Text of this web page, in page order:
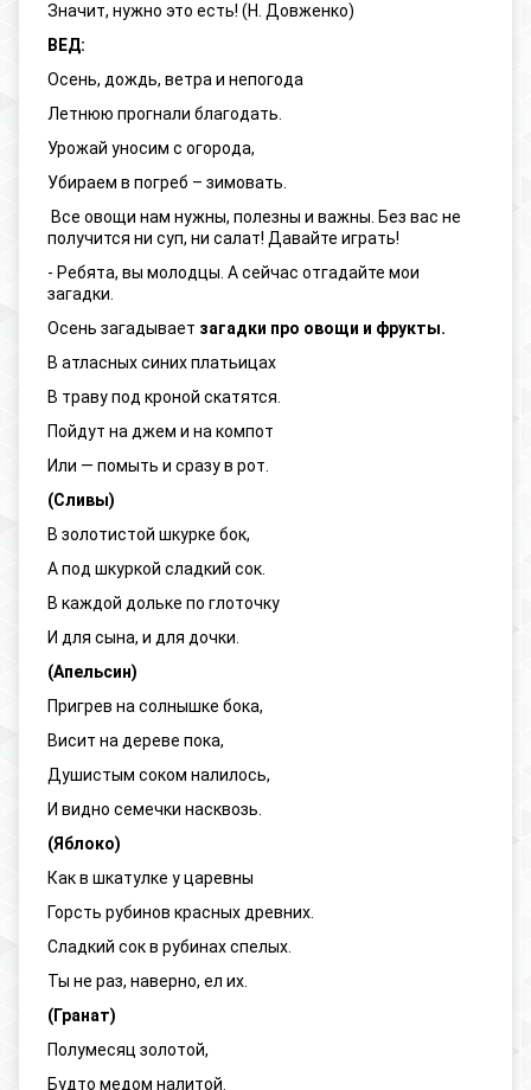
Значит, нужно это есть! (Н. Довженко)
ВЕД:
Осень, дождь, ветра и непогода
Летнюю прогнали благодать.
Урожай уносим с огорода,
Убираем в погреб – зимовать.
Все овощи нам нужны, полезны и важны. Без вас не
получится ни суп, ни салат! Давайте играть!
- Ребята, вы молодцы. А сейчас отгадайте мои
загадки.
Осень загадывает загадки про овощи и фрукты.
В атласных синих платьицах
В траву под кроной скатятся.
Пойдут на джем и на компот
Или — помыть и сразу в рот.
(Сливы)
В золотистой шкурке бок,
А под шкуркой сладкий сок.
В каждой дольке по глоточку
И для сына, и для дочки.
(Апельсин)
Пригрев на солнышке бока,
Висит на дереве пока,
Душистым соком налилось,
И видно семечки насквозь.
(Яблоко)
Как в шкатулке у царевны
Горсть рубинов красных древних.
Сладкий сок в рубинах спелых.
Ты не раз, наверно, ел их.
(Гранат)
Полумесяц золотой,
Будто медом налитой.